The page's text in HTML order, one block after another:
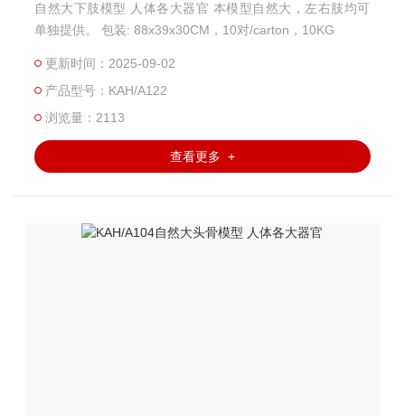
自然大下肢模型 人体各大器官 本模型自然大，左右肢均可
单独提供。 包装: 88x39x30CM，10对/carton，10KG
更新时间：2025-09-02
产品型号：KAH/A122
浏览量：2113
查看更多 +